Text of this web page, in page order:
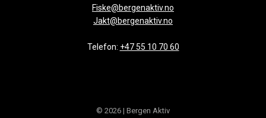
Fiske@bergenaktiv.no
Jakt@bergenaktiv.no
Telefon: +47 55 10 70 60
© 2026 | Bergen Aktiv